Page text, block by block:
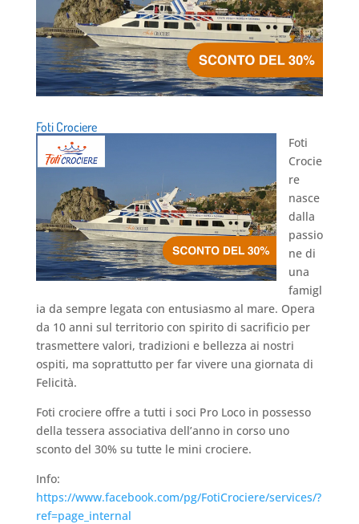
Foti Crociere
Foti
Crocie
re
nasce
dalla
passio
ne di
una
famigl
ia da sempre legata con entusiasmo al mare. Opera
da 10 anni sul territorio con spirito di sacrificio per
trasmettere valori, tradizioni e bellezza ai nostri
ospiti, ma soprattutto per far vivere una giornata di
Felicità.
Foti crociere offre a tutti i soci Pro Loco in possesso
della tessera associativa dell’anno in corso uno
sconto del 30% su tutte le mini crociere.
Info:
https://www.facebook.com/pg/FotiCrociere/services/?
ref=page_internal